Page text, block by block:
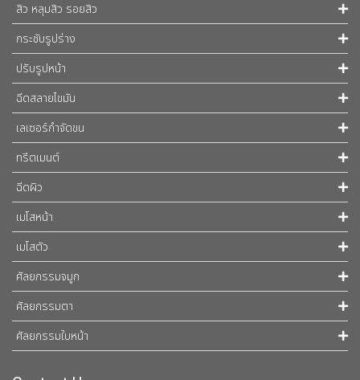
สิว หลุมสิว รอยสิว
กระชับรูปร่าง
ปรับรูปหน้า
ฉีดสลายไขมัน
เลเซอร์กำจัดขน
ทรีตเมนต์
ฉีดผิว
เมโสหน้า
เมโสตัว
ศัลยกรรมจมูก
ศัลยกรรมตา
ศัลยกรรมใบหน้า